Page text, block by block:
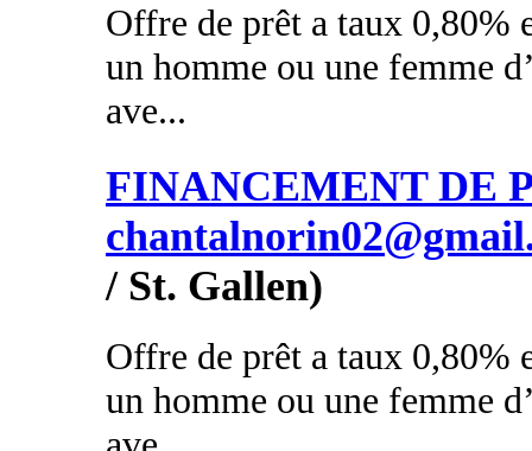
Offre de prêt a taux 0,80%
un homme ou une femme
ave...
FINANCEMENT DE
/ St. Gallen)
Offre de prêt a taux 0,80%
un homme ou une femme